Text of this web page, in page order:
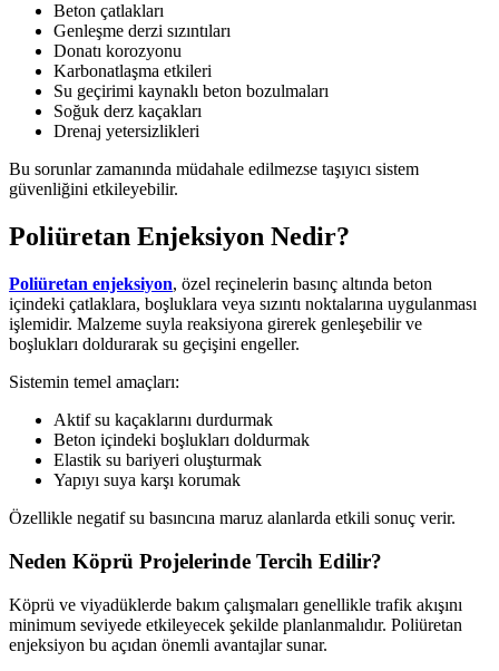
Beton çatlakları
Genleşme derzi sızıntıları
Donatı korozyonu
Karbonatlaşma etkileri
Su geçirimi kaynaklı beton bozulmaları
Soğuk derz kaçakları
Drenaj yetersizlikleri
Bu sorunlar zamanında müdahale edilmezse taşıyıcı sistem
güvenliğini etkileyebilir.
Poliüretan Enjeksiyon Nedir?
Poliüretan enjeksiyon, özel reçinelerin basınç altında beton
içindeki çatlaklara, boşluklara veya sızıntı noktalarına uygulanması
işlemidir. Malzeme suyla reaksiyona girerek genleşebilir ve
boşlukları doldurarak su geçişini engeller.
Sistemin temel amaçları:
Aktif su kaçaklarını durdurmak
Beton içindeki boşlukları doldurmak
Elastik su bariyeri oluşturmak
Yapıyı suya karşı korumak
Özellikle negatif su basıncına maruz alanlarda etkili sonuç verir.
Neden Köprü Projelerinde Tercih Edilir?
Köprü ve viyadüklerde bakım çalışmaları genellikle trafik akışını
minimum seviyede etkileyecek şekilde planlanmalıdır. Poliüretan
enjeksiyon bu açıdan önemli avantajlar sunar.